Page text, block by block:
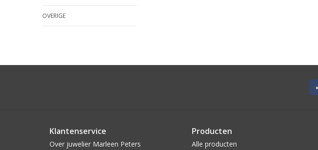
OVERIGE
Klantenservice
Over juwelier Marleen Peters
Producten
Alle producten